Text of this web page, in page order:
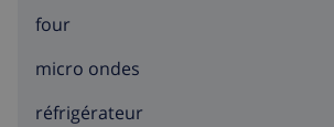
four
micro ondes
réfrigérateur